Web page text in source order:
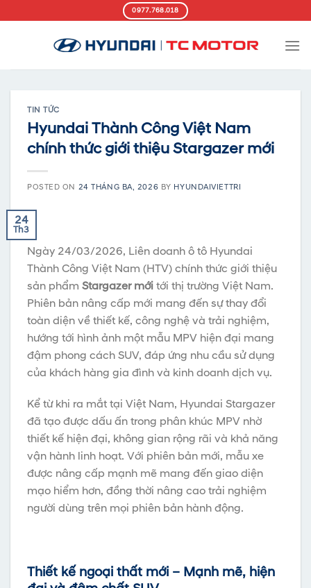
0977.768.018
TIN TỨC
Hyundai Thành Công Việt Nam
chính thức giới thiệu Stargazer mới
POSTED ON 24 THÁNG BA, 2026 BY HYUNDAIVIETTRI
24
Th3
Ngày 24/03/2026, Liên doanh ô tô Hyundai
Thành Công Việt Nam (HTV) chính thức giới thiệu
sản phẩm Stargazer mới tới thị trường Việt Nam.
Phiên bản nâng cấp mới mang đến sự thay đổi
toàn diện về thiết kế, công nghệ và trải nghiệm,
hướng tới hình ảnh một mẫu MPV hiện đại mang
đậm phong cách SUV, đáp ứng nhu cầu sử dụng
của khách hàng gia đình và kinh doanh dịch vụ.
Kể từ khi ra mắt tại Việt Nam, Hyundai Stargazer
đã tạo được dấu ấn trong phân khúc MPV nhờ
thiết kế hiện đại, không gian rộng rãi và khả năng
vận hành linh hoạt. Với phiên bản mới, mẫu xe
được nâng cấp mạnh mẽ mang đến giao diện
mạo hiểm hơn, đồng thời nâng cao trải nghiệm
người dùng trên mọi phiên bản hành động.
Thiết kế ngoại thất mới – Mạnh mẽ, hiện